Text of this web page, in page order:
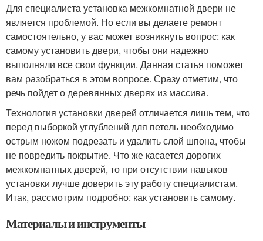
Для специалиста установка межкомнатной двери не
является проблемой. Но если вы делаете ремонт
самостоятельно, у вас может возникнуть вопрос: как
самому установить двери, чтобы они надежно
выполняли все свои функции. Данная статья поможет
вам разобраться в этом вопросе. Сразу отметим, что
речь пойдет о деревянных дверях из массива.
Технология установки дверей отличается лишь тем, что
перед выборкой углублений для петель необходимо
острым ножом подрезать и удалить слой шпона, чтобы
не повредить покрытие. Что же касается дорогих
межкомнатных дверей, то при отсутствии навыков
установки лучше доверить эту работу специалистам.
Итак, рассмотрим подробно: как установить самому.
Материалы и инструменты